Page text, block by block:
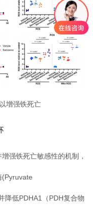
增强铁死亡
强铁死亡敏感性的机制，
(Pyruvate
降低PDHA1（PDH复合物